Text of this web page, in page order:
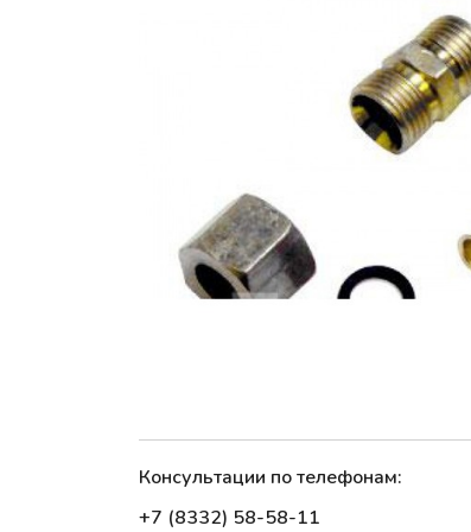
Консультации по телефонам:
+7 (8332) 58-58-11